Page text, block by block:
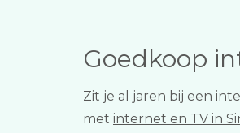
Goedkoop
Zit je al jaren bij een
met internet en TV in